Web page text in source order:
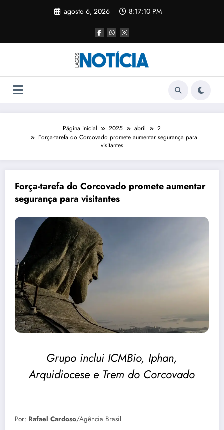
agosto 6, 2026 8:17:10 PM
Página inicial 2025 abril
2
Força-tarefa do Corcovado promete aumentar segurança para
visitantes
Força-tarefa do Corcovado promete aumentar
segurança para visitantes
Grupo inclui ICMBio, Iphan,
Arquidiocese e Trem do Corcovado
Por: Rafael Cardoso/Agência Brasil